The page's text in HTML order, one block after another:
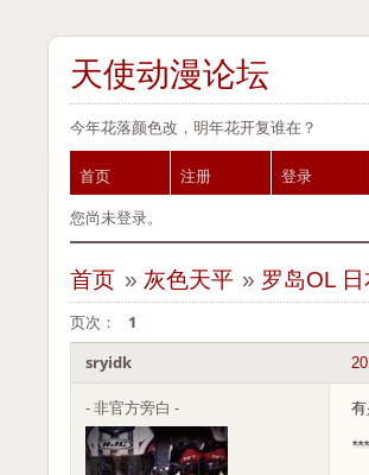
天使动漫论坛
今年花落颜色改，明年花开复谁在？
首页 注册
登录
您尚未登录。
首页 » 灰色天平 » 罗岛OL
页次： 1
sryidk
- 非官方旁白 -